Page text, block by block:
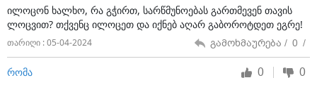
სახლის დათმობის სანაცვლოდ შესთავაზა, რაზეც მან
უარი განაცხადა.
დღეს მუსლიმებს პარასკევის ლოცვა აქვთ. როგორც
გამო იგი გეგმავს ლოცვა ისევ საკუთარ სახლში
ილოცონ ხალხო, რა გჭირთ, სარწმუნოებას გართმევენ თავის
ლოცვით? თქვენც ილოცეთ და იქნებ აღარ გაბოროტდეთ ეგრე!
თარიღი : 05-04-2024 გამოხმაურება / 0 /
რომა 0 0